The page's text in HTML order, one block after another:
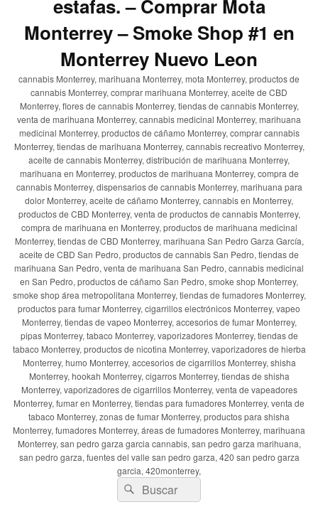
estafas. – Comprar Mota
Monterrey – Smoke Shop #1 en
Monterrey Nuevo Leon
cannabis Monterrey, marihuana Monterrey, mota Monterrey, productos de
cannabis Monterrey, comprar marihuana Monterrey, aceite de CBD
Monterrey, flores de cannabis Monterrey, tiendas de cannabis Monterrey,
venta de marihuana Monterrey, cannabis medicinal Monterrey, marihuana
medicinal Monterrey, productos de cáñamo Monterrey, comprar cannabis
Monterrey, tiendas de marihuana Monterrey, cannabis recreativo Monterrey,
aceite de cannabis Monterrey, distribución de marihuana Monterrey,
marihuana en Monterrey, productos de marihuana Monterrey, compra de
cannabis Monterrey, dispensarios de cannabis Monterrey, marihuana para
dolor Monterrey, aceite de cáñamo Monterrey, cannabis en Monterrey,
productos de CBD Monterrey, venta de productos de cannabis Monterrey,
compra de marihuana en Monterrey, productos de marihuana medicinal
Monterrey, tiendas de CBD Monterrey, marihuana San Pedro Garza García,
aceite de CBD San Pedro, productos de cannabis San Pedro, tiendas de
marihuana San Pedro, venta de marihuana San Pedro, cannabis medicinal
en San Pedro, productos de cáñamo San Pedro, smoke shop Monterrey,
smoke shop área metropolitana Monterrey, tiendas de fumadores Monterrey,
productos para fumar Monterrey, cigarrillos electrónicos Monterrey, vapeo
Monterrey, tiendas de vapeo Monterrey, accesorios de fumar Monterrey,
pipas Monterrey, tabaco Monterrey, vaporizadores Monterrey, tiendas de
tabaco Monterrey, productos de nicotina Monterrey, vaporizadores de hierba
Monterrey, humo Monterrey, accesorios de cigarrillos Monterrey, shisha
Monterrey, hookah Monterrey, cigarros Monterrey, tiendas de shisha
Monterrey, vaporizadores de cigarrillos Monterrey, venta de vapeadores
Monterrey, fumar en Monterrey, tiendas para fumadores Monterrey, venta de
tabaco Monterrey, zonas de fumar Monterrey, productos para shisha
Monterrey, fumadores Monterrey, áreas de fumadores Monterrey, marihuana
Monterrey, san pedro garza garcia cannabis, san pedro garza marihuana,
san pedro garza, fuentes del valle san pedro garza, 420 san pedro garza
garcia, 420monterrey,
Buscar
por:
Buscar